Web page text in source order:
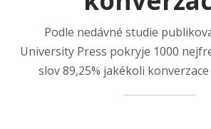
Podle nedávné studie
University Press pokryje 1000
slov 89,25% jakékoli